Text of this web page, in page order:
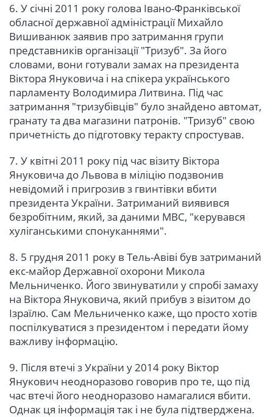
6. У січні 2011 року голова Івано-Франківської
обласної державної адміністрації Михайло
Вишиванюк заявив про затримання групи
представників організації "Тризуб". За його
словами, вони готували замах на президента
Віктора Януковича і на спікера українського
парламенту Володимира Литвина. Під час
затримання "тризубівців" було знайдено автомат,
гранату та два магазини патронів. "Тризуб" свою
причетність до підготовку теракту спростував.
7. У квітні 2011 року під час візиту Віктора
Януковича до Львова в міліцію подзвонив
невідомий і пригрозив з гвинтівки вбити
президента України. Затриманий виявився
безробітним, який, за даними МВС, "керувався
хуліганськими спонуканнями".
8. 5 грудня 2011 року в Тель-Авіві був затриманий
екс-майор Державної охорони Микола
Мельниченко. Його звинуватили у спробі замаху
на Віктора Януковича, який прибув з візитом до
Ізраїлю. Сам Мельниченко каже, що просто хотів
поспілкуватися з президентом і передати йому
важливу інформацію.
9. Після втечі з України у 2014 року Віктор
Янукович неодноразово говорив про те, що під
час втечі його неодноразово намагалися вбити.
Однак ця інформація так і не була підтверджена.